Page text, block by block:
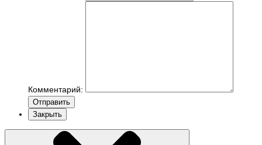
Комментарий:
Отправить
Закрыть